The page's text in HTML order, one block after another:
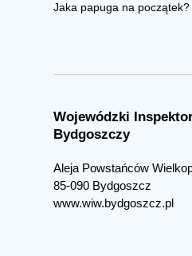
Jaka papuga na początek?
Wojewódzki
Bydgoszczy
Aleja Powstańców
85-090 Bydgoszcz
www.wiw.bydgoszcz.pl